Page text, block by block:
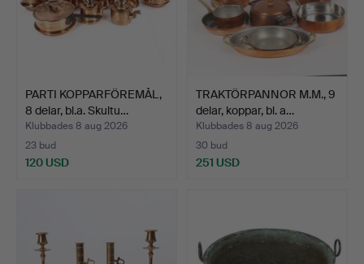
PARTI KOPPARFÖREMÅL,
8 delar, bl.a. Skultu…
Klubbades 8 aug 2026
23 bud
120 USD
TRAKTÖRPANNOR M.M., 9
delar, koppar, bl. a…
Klubbades 8 aug 2026
30 bud
251 USD